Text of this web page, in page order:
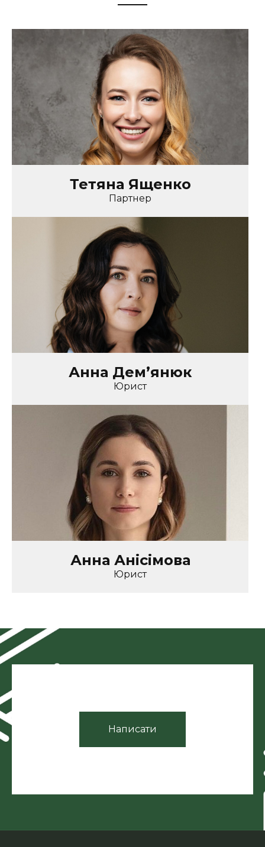
Тетяна Ященко
Партнер
Анна Дем’янюк
Юрист
Анна Анісімова
Юрист
Написати